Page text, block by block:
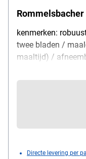
kenmerken:
twee bladen /
maaltijd) /
ook geschikt voor
inhoud
materiaal:
9,5 x 18,5 cm,
koffiemolen
Directe levering per